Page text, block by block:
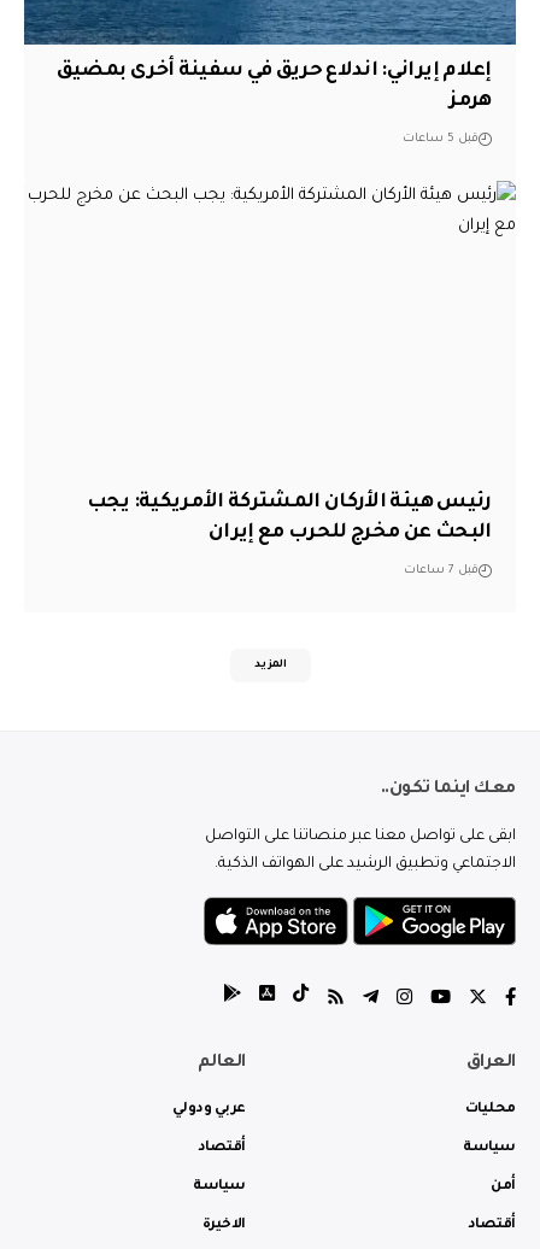
إعلام إيراني: اندلاع حريق في سفينة أخرى بمضيق
هرمز
قبل 5 ساعات
رئيس هيئة الأركان المشتركة الأمريكية: يجب
البحث عن مخرج للحرب مع إيران
قبل 7 ساعات
المزيد
معك اينما تكون..
ابقى على تواصل معنا عبر منصاتنا على التواصل
الاجتماعي وتطبيق الرشيد على الهواتف الذكية.
العراق
محليات
سياسة
أمن
أقتصاد
العالم
عربي ودولي
أقتصاد
سياسة
الاخيرة